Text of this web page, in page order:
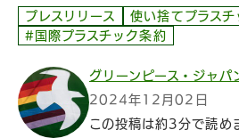
プレスリリース
使い捨てプラスチ
#国際プラスチック条約
グリーンピース・ジャパ
2024年12月02日
この投稿は約3分で読め